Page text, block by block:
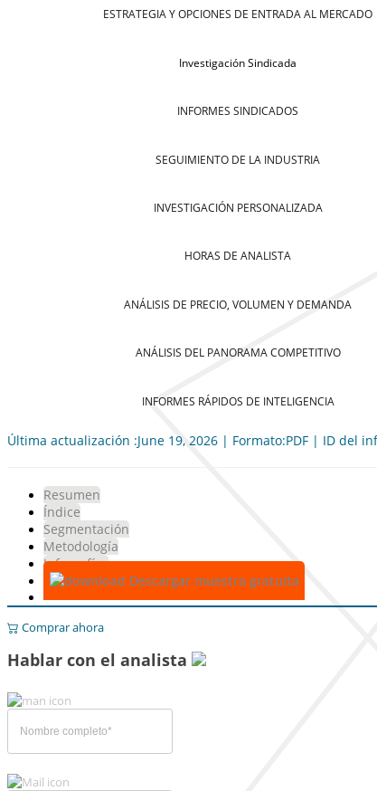
ESTRATEGIA Y OPCIONES DE ENTRADA AL MERCADO
Investigación Sindicada
INFORMES SINDICADOS
SEGUIMIENTO DE LA INDUSTRIA
INVESTIGACIÓN PERSONALIZADA
HORAS DE ANALISTA
ANÁLISIS DE PRECIO, VOLUMEN Y DEMANDA
ANÁLISIS DEL PANORAMA COMPETITIVO
INFORMES RÁPIDOS DE INTELIGENCIA
Última actualización :June 19, 2026 | Formato:PDF | ID del
Resumen
Índice
Segmentación
Metodología
Infografías
Descargar muestra gratuita
Comprar ahora
Hablar con el analista